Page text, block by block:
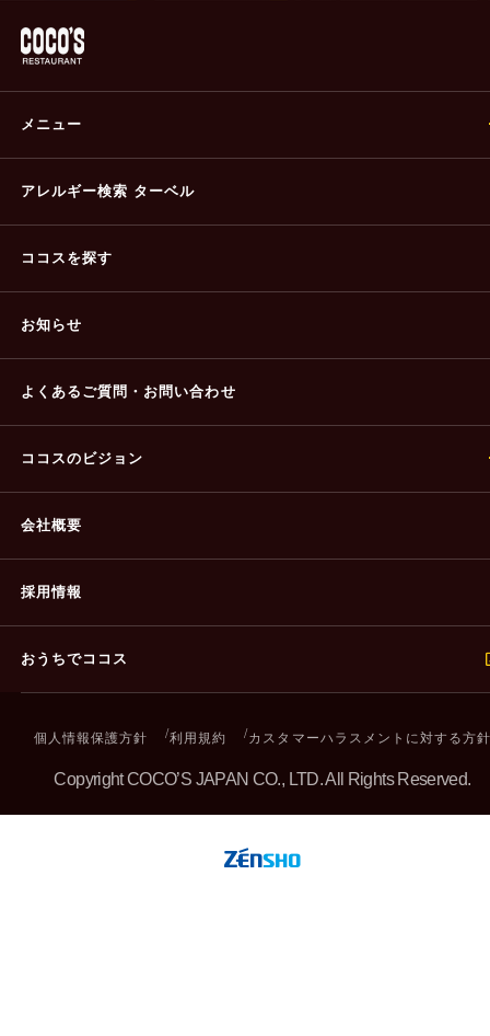
メニュー
アレルギー検索 ターベル
ココスを探す
お知らせ
よくあるご質問・ お問い合わせ
ココスのビジョン
会社概要
採用情報
おうちでココス
個人情報保護方針 利用規約 カスタマーハラスメントに対する方針
Copyright COCO’S JAPAN CO., LTD. All Rights Reserved.